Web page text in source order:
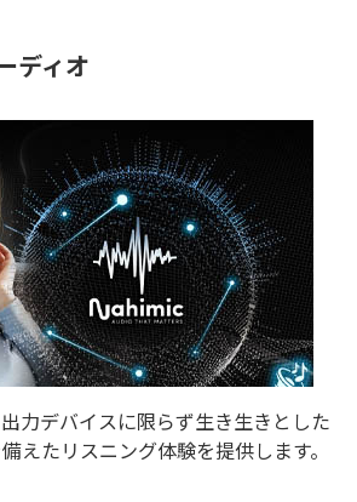
ディオ
力デバイスに限らず生き生きとした
えたリスニング体験を提供します。